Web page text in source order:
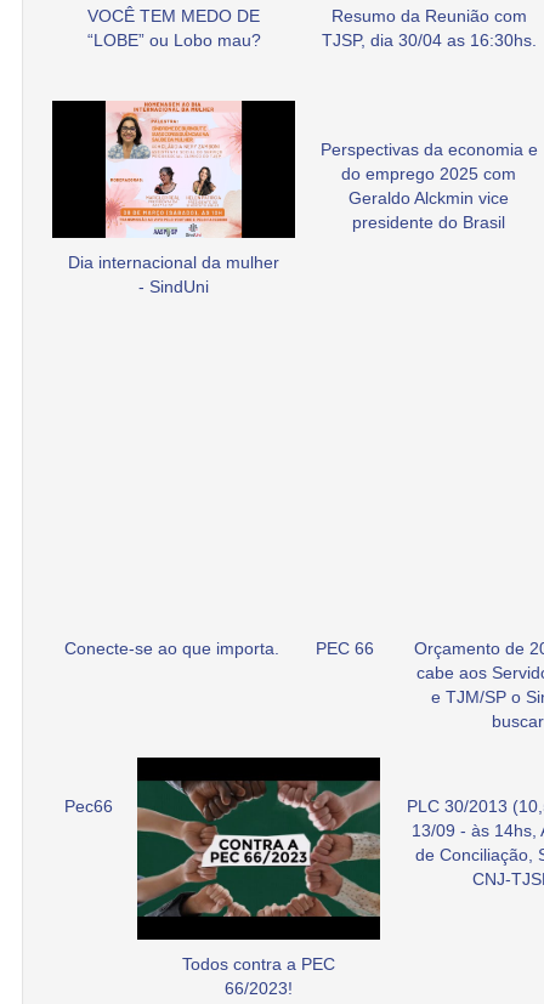
VOCÊ TEM MEDO DE
“LOBE” ou Lobo mau?
Resumo da Reunião com
TJSP, dia 30/04 as 16:30hs.
Dia internacional da mulher
- SindUni
Perspectivas da economia e
do emprego 2025 com
Geraldo Alckmin vice
presidente do Brasil
Conecte-se ao que importa. PEC 66
Orçamento de
cabe aos
e TJM/SP o
Pec66
Todos contra a PEC
66/2023!
PLC 30/2013
13/09 - às 14hs,
de Conciliação,
CNJ-